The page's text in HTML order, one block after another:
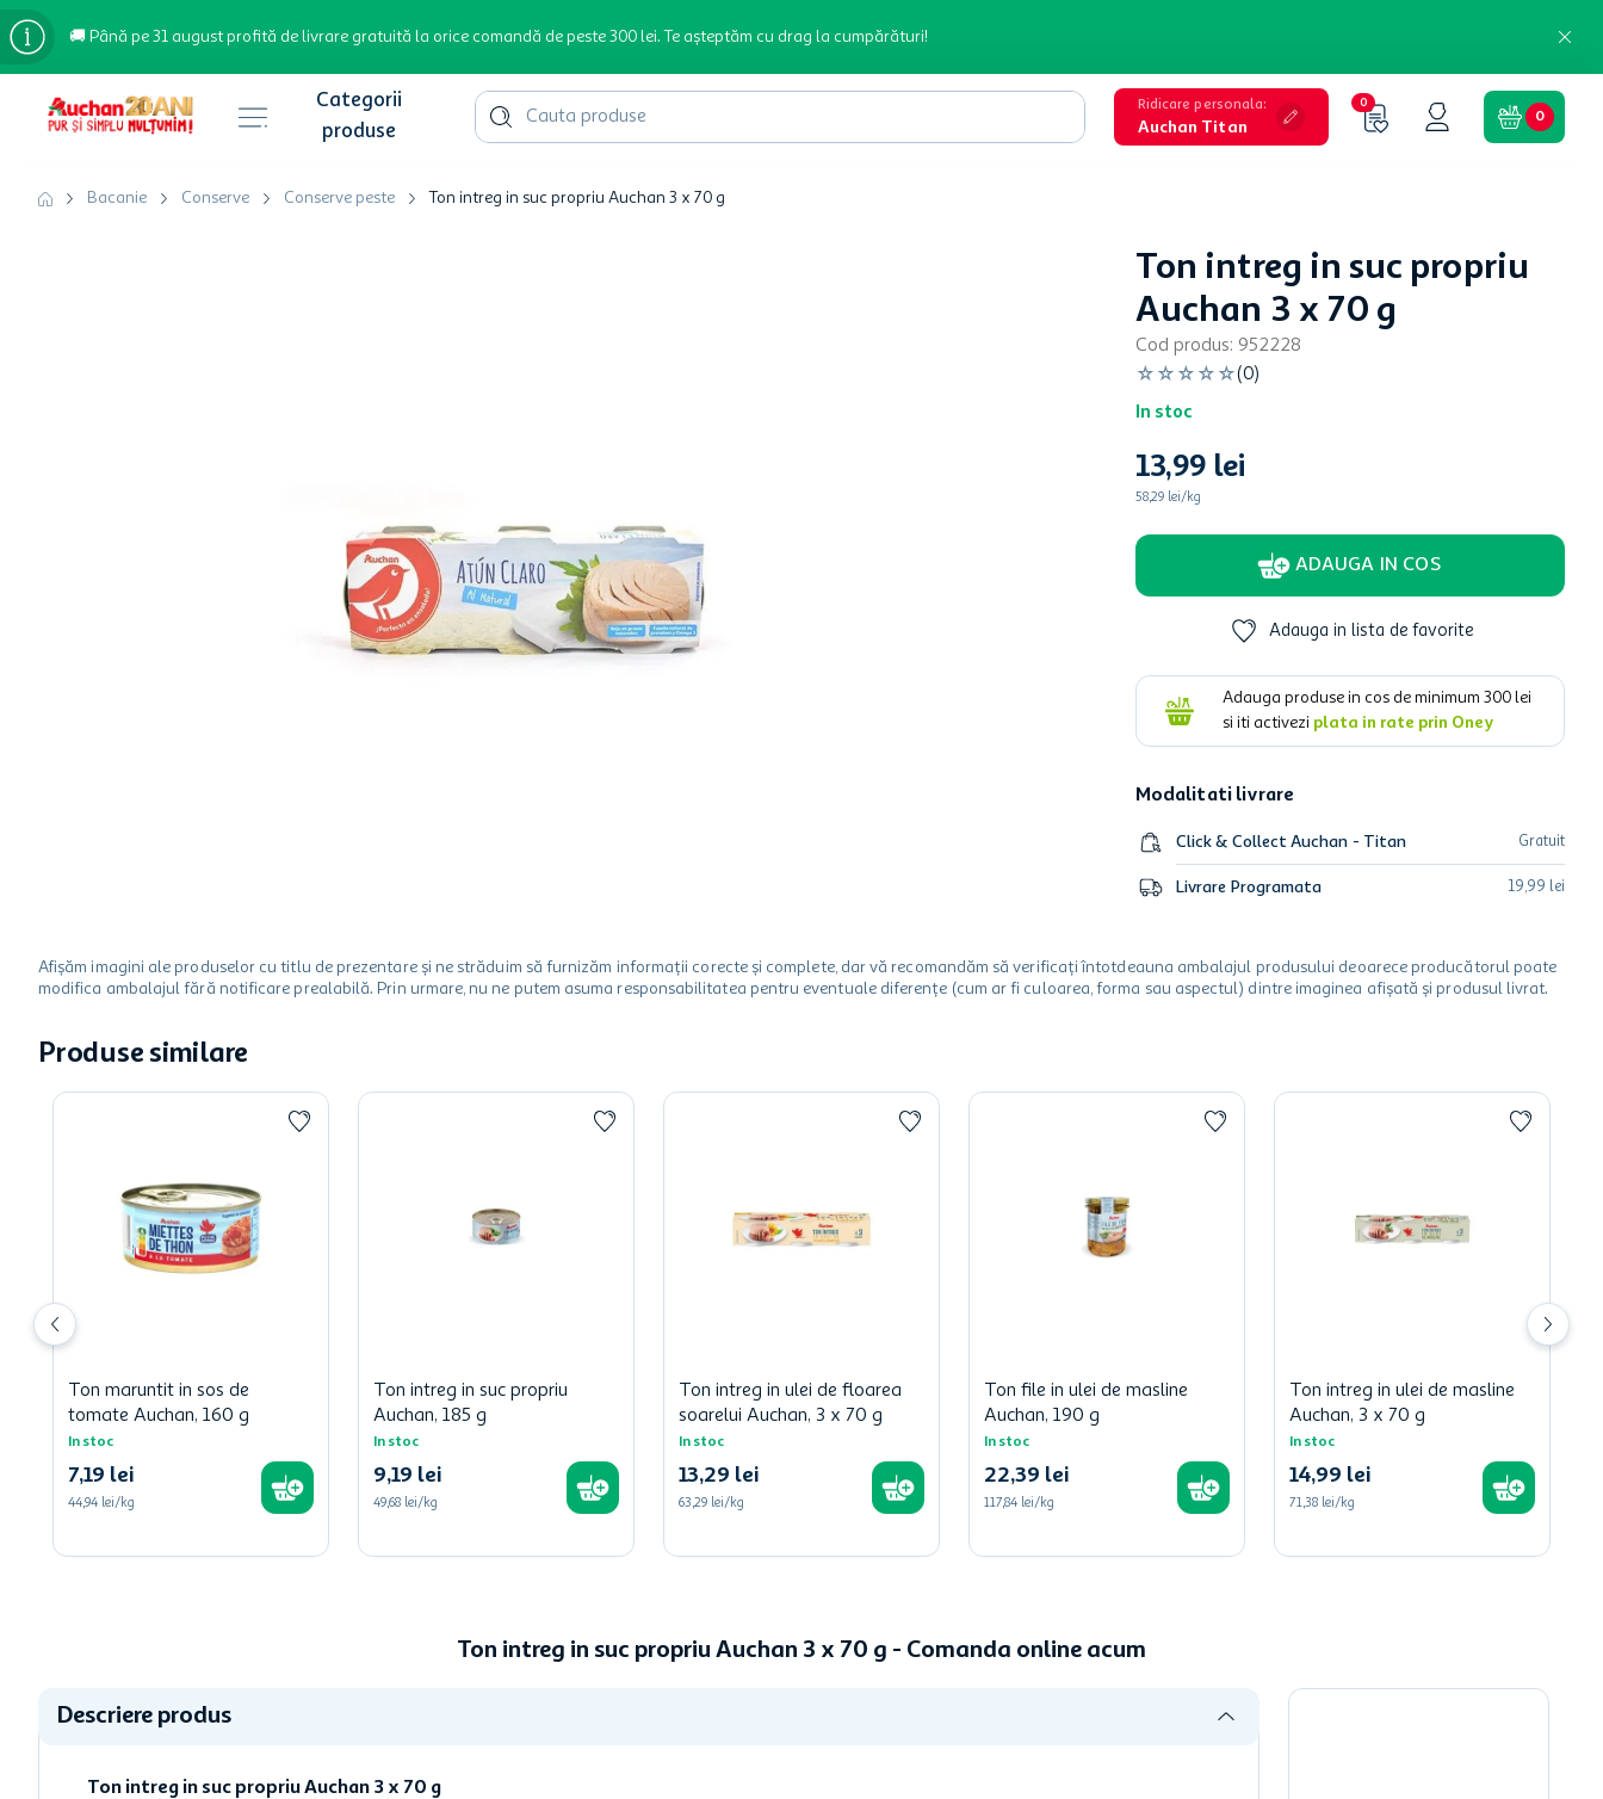
🚚 Până pe 31 august profită de livrare gratuită la orice comandă de peste 300 lei. Te așteptăm cu drag la cumpărături!
Cauta produse
ciocolata
garden star
Ridicare personala:
Auchan Titan
0
0
Bacanie Conserve Conserve peste Ton intreg in suc propriu Auchan 3 x 70 g
Ton intreg in suc propriu
Auchan 3 x 70 g
Cod produs: 952228
☆ ☆ ☆ ☆ ☆(0)
In stoc
13,99 lei
58,29 lei/kg
ADAUGA IN COS
Adauga in lista de favorite
Adauga produse in cos de minimum 300 lei
si iti activezi plata in rate prin Oney
Modalitati livrare
Click & Collect Auchan - Titan Gratuit
Livrare Programata 19,99 lei
Afișăm imagini ale produselor cu titlu de prezentare și ne străduim să furnizăm informații corecte și complete, dar vă recomandăm să verificați întotdeauna ambalajul produsului deoarece producătorul poate
modifica ambalajul fără notificare prealabilă. Prin urmare, nu ne putem asuma responsabilitatea pentru eventuale diferențe (cum ar fi culoarea, forma sau aspectul) dintre imaginea afișată și produsul livrat.
Produse similare
Ton maruntit in sos de
tomate Auchan, 160 g
In stoc
7,19 lei
44,94 lei/kg
Ton intreg in suc propriu
Auchan, 185 g
In stoc
9,19 lei
49,68 lei/kg
Ton intreg in ulei de floarea
soarelui Auchan, 3 x 70 g
In stoc
13,29 lei
63,29 lei/kg
Ton file in ulei de masline
Auchan, 190 g
In stoc
22,39 lei
117,84 lei/kg
Ton intreg in ulei de masline
Auchan, 3 x 70 g
In stoc
14,99 lei
71,38 lei/kg
Ton intreg in suc propriu Auchan 3 x 70 g - Comanda online acum
Descriere produs
Ton intreg in suc propriu Auchan 3 x 70 g